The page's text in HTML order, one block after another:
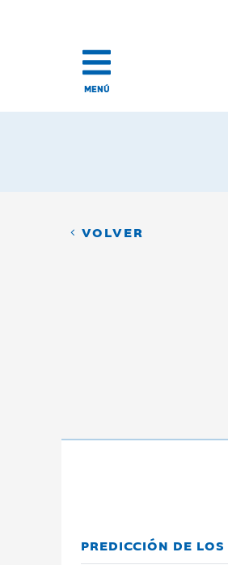
MENÚ
VOLVER
PREDICCIÓN DE